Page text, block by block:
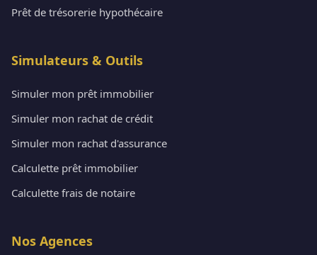
Prêt de trésorerie hypothécaire
Simulateurs & Outils
Simuler mon prêt immobilier
Simuler mon rachat de crédit
Simuler mon rachat d'assurance
Calculette prêt immobilier
Calculette frais de notaire
Nos Agences